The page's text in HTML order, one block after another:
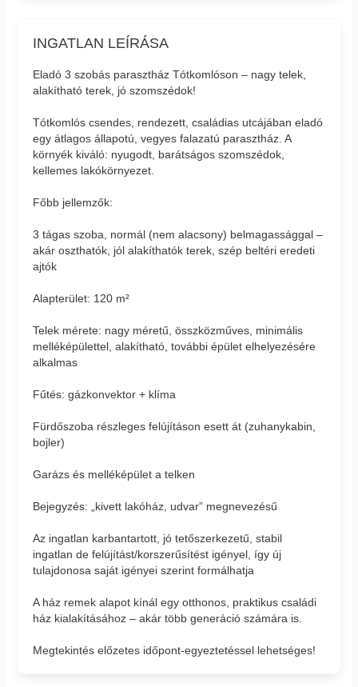
INGATLAN LEÍRÁSA
Eladó 3 szobás parasztház Tótkomlóson – nagy telek,
alakítható terek, jó szomszédok!
Tótkomlós csendes, rendezett, családias utcájában eladó
egy átlagos állapotú, vegyes falazatú parasztház. A
környék kiváló: nyugodt, barátságos szomszédok,
kellemes lakókörnyezet.
Főbb jellemzők:
3 tágas szoba, normál (nem alacsony) belmagassággal –
akár oszthatók, jól alakíthatók terek, szép beltéri eredeti
ajtók
Alapterület: 120 m²
Telek mérete: nagy méretű, összközműves, minimális
melléképülettel, alakítható, további épület elhelyezésére
alkalmas
Fűtés: gázkonvektor + klíma
Fürdőszoba részleges felújításon esett át (zuhanykabin,
bojler)
Garázs és melléképület a telken
Bejegyzés: „kivett lakóház, udvar” megnevezésű
Az ingatlan karbantartott, jó tetőszerkezetű, stabil
ingatlan de felújítást/korszerűsítést igényel, így új
tulajdonosa saját igényei szerint formálhatja
A ház remek alapot kínál egy otthonos, praktikus családi
ház kialakításához – akár több generáció számára is.
Megtekintés előzetes időpont-egyeztetéssel lehetséges!